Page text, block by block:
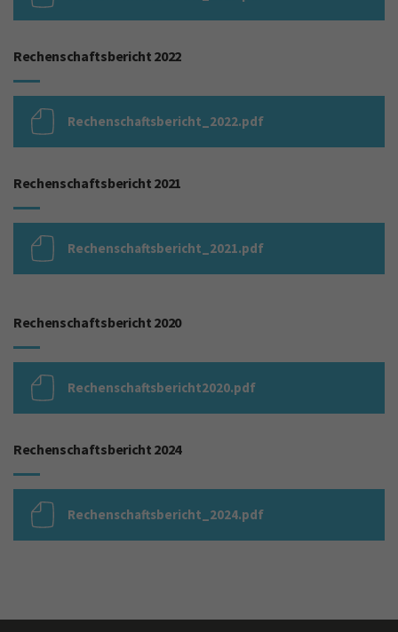
Rechenschaftsbericht 2022
Rechenschaftsbericht_2022.pdf
Rechenschaftsbericht 2021
Rechenschaftsbericht_2021.pdf
Rechenschaftsbericht 2020
Rechenschaftsbericht2020.pdf
Rechenschaftsbericht 2024
Rechenschaftsbericht_2024.pdf